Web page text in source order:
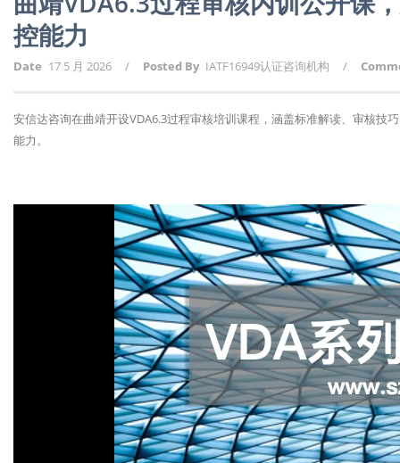
控能力
Date 17 5 月 2026 / Posted By IATF16949认证咨询机构 /
安信达咨询在曲靖开设VDA6.3过程审核培训课程，涵盖标准解读、审核
能力。